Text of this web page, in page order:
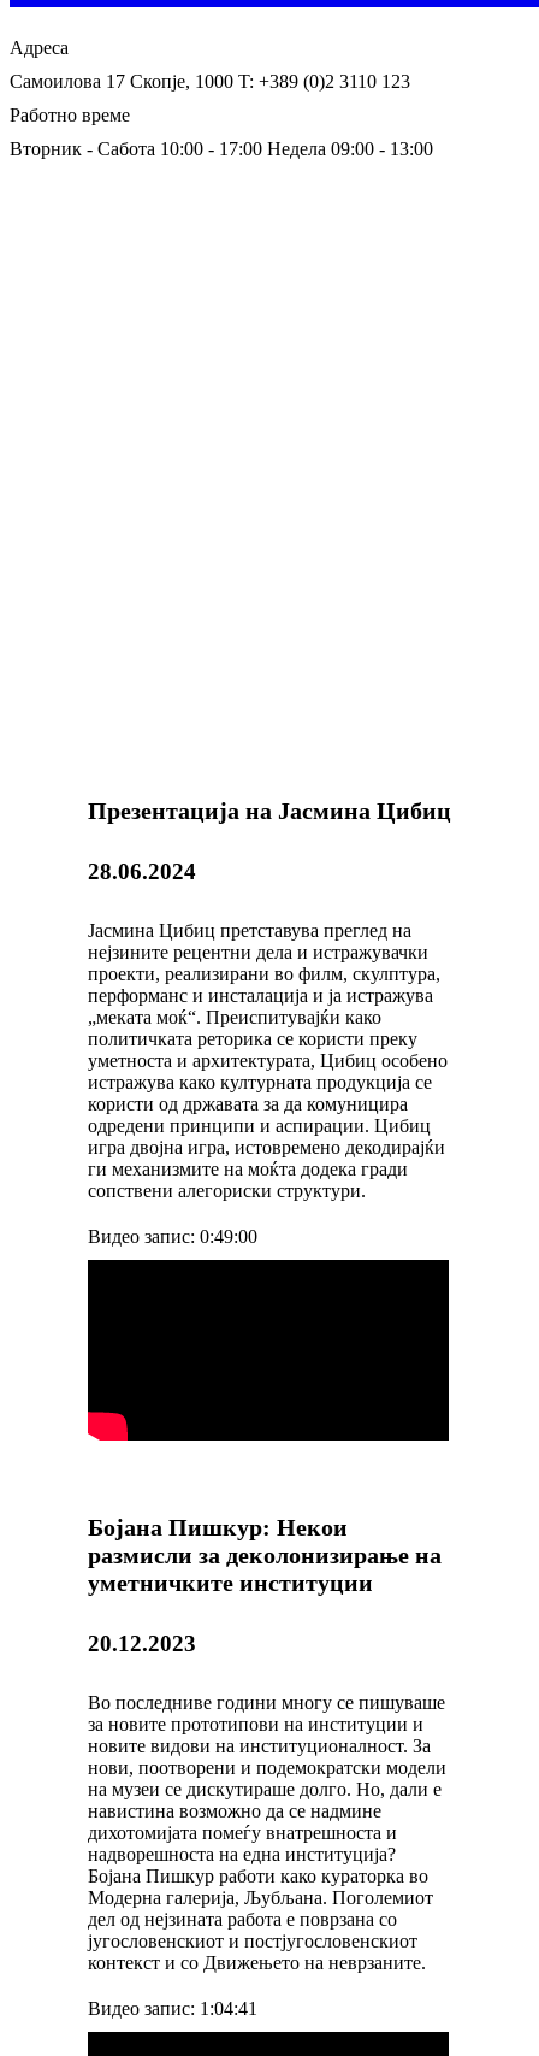
Адреса
Самоилова 17 Скопје, 1000 T: +389 (0)2 3110 123
Работно време
Вторник - Сабота 10:00 - 17:00 Недела 09:00 - 13:00
Презентација на Јасмина Цибиц
28.06.2024
Јасмина Цибиц претставува преглед на
нејзините рецентни дела и истражувачки
проекти, реализирани во филм, скулптура,
перформанс и инсталација и ја истражува
„меката моќ“. Преиспитувајќи како
политичката реторика се користи преку
уметноста и архитектурата, Цибиц особено
истражува како културната продукција се
користи од државата за да комуницира
одредени принципи и аспирации. Цибиц
игра двојна игра, истовремено декодирајќи
ги механизмите на моќта додека гради
сопствени алегориски структури.
Видео запис: 0:49:00
Бојана Пишкур: Некои
размисли за деколонизирање на
уметничките институции
20.12.2023
Во последниве години многу се пишуваше
за новите прототипови на институции и
новите видови на институционалност. За
нови, поотворени и подемократски модели
на музеи се дискутираше долго. Но, дали е
навистина возможно да се надмине
дихотомијата помеѓу внатрешноста и
надворешноста на една институција?
Бојана Пишкур работи како кураторка во
Модерна галерија, Љубљана. Поголемиот
дел од нејзината работа е поврзана со
југословенскиот и постјугословенскиот
контекст и со Движењето на неврзаните.
Видео запис: 1:04:41